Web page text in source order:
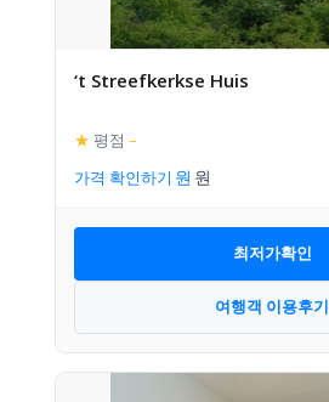
‘t Streefkerkse Huis
★ 평점 –
가격 확인하기
최저가확인
여행객 이용후기